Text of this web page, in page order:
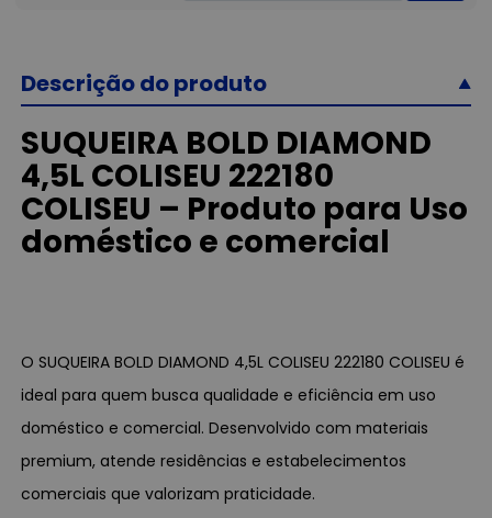
Descrição do produto
SUQUEIRA BOLD DIAMOND
4,5L COLISEU 222180
COLISEU – Produto para Uso
doméstico e comercial
O SUQUEIRA BOLD DIAMOND 4,5L COLISEU 222180 COLISEU é
ideal para quem busca qualidade e eficiência em uso
doméstico e comercial. Desenvolvido com materiais
premium, atende residências e estabelecimentos
comerciais que valorizam praticidade.